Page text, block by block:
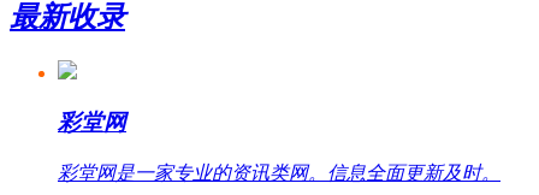
最新收录
彩堂网
彩堂网是一家专业的资讯类网。信息全面更新及时。